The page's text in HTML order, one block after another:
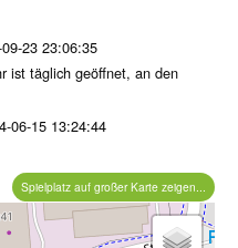
23 23:06:35
ist täglich geöffnet, an den
06-15 13:24:44
Spielplatz auf großer Karte zeigen...